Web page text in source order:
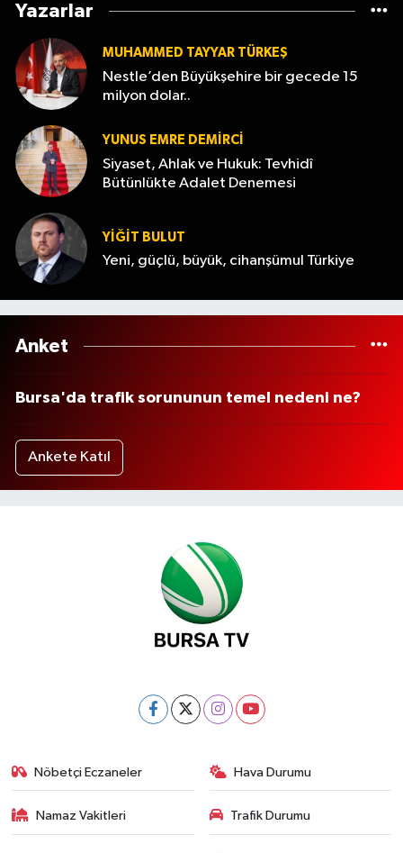
Yazarlar
MUHAMMED TAYYAR TÜRKEŞ
Nestle’den Büyükşehire bir gecede 15
milyon dolar..
YUNUS EMRE DEMIRCI
Siyaset, Ahlak ve Hukuk: Tevhidî
Bütünlükte Adalet Denemesi
YİĞİT BULUT
Yeni, güçlü, büyük, cihanşümul Türkiye
Anket
Bursa'da trafik sorununun temel nedeni ne?
Ankete Katıl
Nöbetçi Eczaneler Hava Durumu
Namaz Vakitleri Trafik Durumu